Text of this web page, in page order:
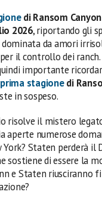
di Ransom Canyon
2026, riportando gli
da amori
il controllo dei ranch.
importante
prima stagionedi
in sospeso.
risolve il mistero
aperte numerose
Staten perderà il
sostiene di essere la
e Staten riusciranno